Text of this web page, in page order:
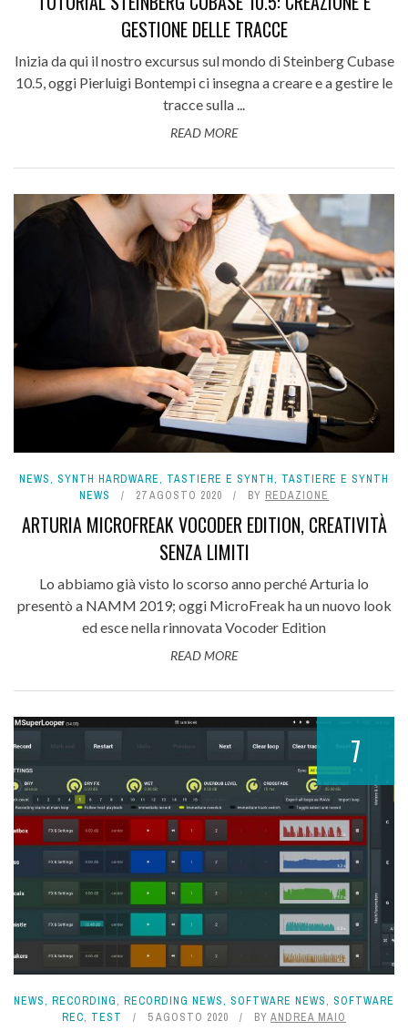
GESTIONE DELLE TRACCE
Inizia da qui il nostro excursus sul mondo di Steinberg Cubase
10.5, oggi Pierluigi Bontempi ci insegna a creare e a gestire le
tracce sulla ...
READ MORE
NEWS, SYNTH HARDWARE, TASTIERE E SYNTH, TASTIERE E SYNTH
NEWS
27 AGOSTO 2020 BY REDAZIONE
ARTURIA MICROFREAK VOCODER EDITION, CREATIVITÀ
SENZA LIMITI
Lo abbiamo già visto lo scorso anno perché Arturia lo
presentò a NAMM 2019; oggi MicroFreak ha un nuovo look
ed esce nella rinnovata Vocoder Edition
READ MORE
7
NEWS, RECORDING, RECORDING NEWS, SOFTWARE NEWS, SOFTWARE
REC, TEST 5 AGOSTO 2020 BY ANDREA MAIO